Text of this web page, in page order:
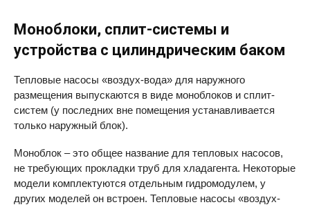
Моноблоки, сплит-системы и
устройства с цилиндрическим баком
Тепловые насосы «воздух-вода» для наружного
размещения выпускаются в виде моноблоков и сплит-
систем (у последних вне помещения устанавливается
только наружный блок).
Моноблок – это общее название для тепловых насосов,
не требующих прокладки труб для хладагента. Некоторые
модели комплектуются отдельным гидромодулем, у
других моделей он встроен. Тепловые насосы «воздух-